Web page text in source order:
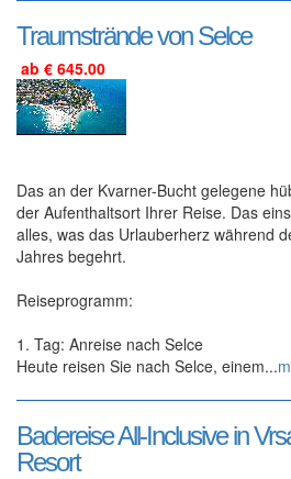
Traumstrände von Selce
ab € 645.00
Das an der Kvarner-Bucht gelegene
der Aufenthaltsort Ihrer Reise. Das
alles, was das Urlauberherz während
Jahres begehrt.
Reiseprogramm:
1. Tag: Anreise nach Selce
Heute reisen Sie nach Selce, einem...
Badereise All-Inclusive in
Resort